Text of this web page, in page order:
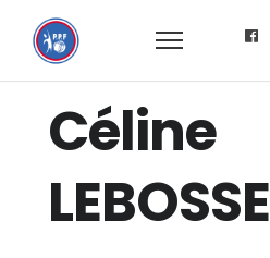
Céline
LEBOSSE